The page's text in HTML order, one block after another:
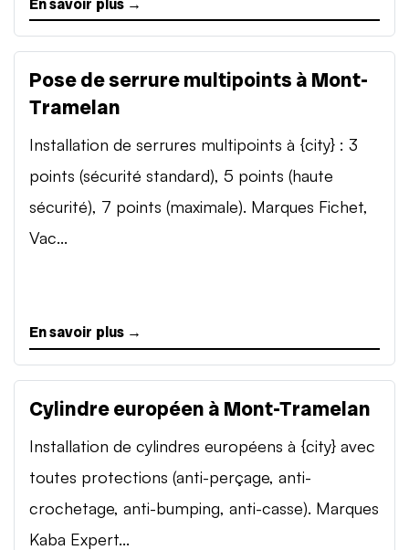
Pose de serrure multipoints à Mont-
Tramelan
Installation de serrures multipoints à {city} : 3
points (sécurité standard), 5 points (haute
sécurité), 7 points (maximale). Marques Fichet,
Vac...
En savoir plus →
Cylindre européen à Mont-Tramelan
Installation de cylindres européens à {city} avec
toutes protections (anti-perçage, anti-
crochetage, anti-bumping, anti-casse). Marques
Kaba Expert...